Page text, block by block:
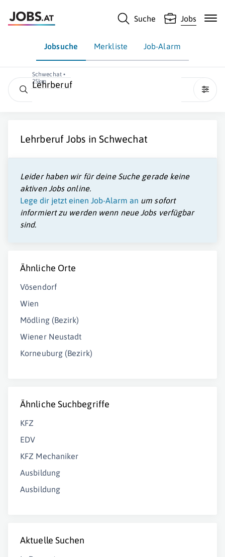
Suche Jobs
Jobsuche Merkliste Job-Alarm
Schwechat •
25km
Lehrberuf
LehrberufJobs in Schwechat
Leider haben wir für deine Suche gerade keine
aktiven Jobs online.
Lege dir jetzt einen Job-Alarm an um sofort
informiert zu werden wenn neue Jobs verfügbar
sind.
Ähnliche Orte
Vösendorf
Wien
Mödling (Bezirk)
Wiener Neustadt
Korneuburg (Bezirk)
Ähnliche Suchbegriffe
KFZ
EDV
KFZ Mechaniker
Ausbildung
Ausbildung
Aktuelle Suchen